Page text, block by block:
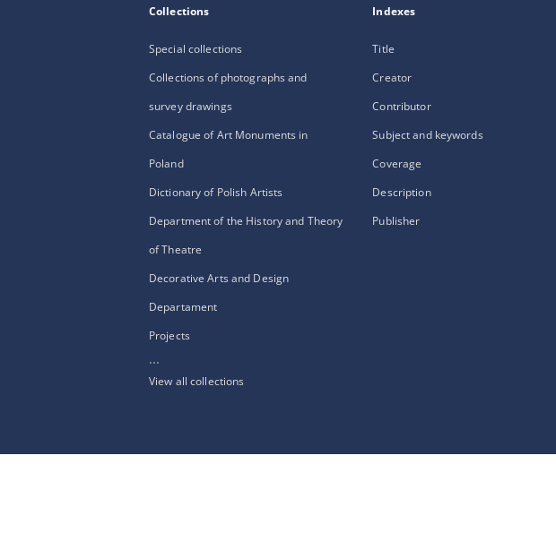
Collections
Special collections
Collections of photographs and
survey drawings
Catalogue of Art Monuments in
Poland
Dictionary of Polish Artists
Department of the History and Theory
of Theatre
Decorative Arts and Design
Departament
Projects
...
View all collections
Indexes
Title
Creator
Contributor
Subject and keywords
Coverage
Description
Publisher